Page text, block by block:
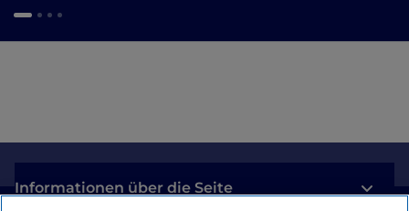
Informationen über die Seite